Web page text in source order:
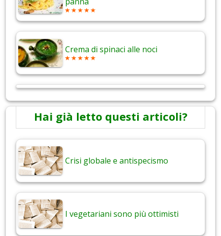
Crema di spinaci alle noci
Hai già letto questi articoli?
Crisi globale e antispecismo
I vegetariani sono più ottimisti